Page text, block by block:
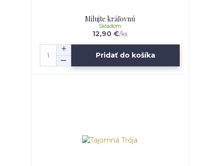
Milujte kráľovnú
12,90 €/ks
Skladom
Pridať do košíka